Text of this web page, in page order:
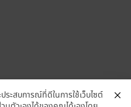
ะสบการณ์ที่ดีในการใช้เว็บไซต์